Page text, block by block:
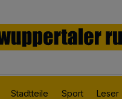
Stadtteile Sport Leser